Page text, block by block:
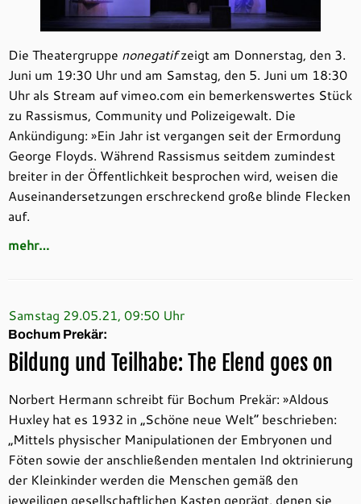
Die Theatergruppe nonegatifzeigt am Donnerstag, den 3.
Juni um 19:30 Uhr und am Samstag, den 5. Juni um 18:30
Uhr als Stream auf vimeo.com ein bemerkenswertes Stück
zu Rassismus, Community und Polizeigewalt. Die
Ankündigung: »Ein Jahr ist vergangen seit der Ermordung
George Floyds. Während Rassismus seitdem zumindest
breiter in der Öffentlichkeit besprochen wird, weisen die
Auseinandersetzungen erschreckend große blinde Flecken
auf.
mehr…
Samstag 29.05.21, 09:50 Uhr
Bochum Prekär:
Bildung und Teilhabe: The Elend goes on
Norbert Hermann schreibt für Bochum Prekär: »Aldous
Huxley hat es 1932 in „Schöne neue Welt“ beschrieben:
„Mittels physischer Manipulationen der Embryonen und
Föten sowie der anschließenden mentalen Ind oktrinierung
der Kleinkinder werden die Menschen gemäß den
jeweiligen gesellschaftlichen Kasten geprägt, denen sie